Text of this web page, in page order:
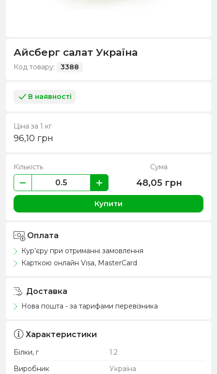
Айсберг салат Україна
Код товару: 3388
В наявності
Ціна за 1 кг
96,10 грн
Кількість Сума
48,05 грн
Купити
Оплата
Кур’єру при отриманні замовлення
Карткою онлайн Visa, MasterCard
Доставка
Нова пошта - за тарифами перевізника
Характеристики
Білки, г
1.2
Виробник
Україна